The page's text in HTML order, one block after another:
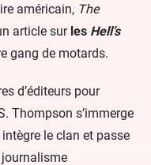
américain, The
article surles Hell’s
gang de motards.
d’éditeurs pour
Thompson s’immerge
le clan et passe